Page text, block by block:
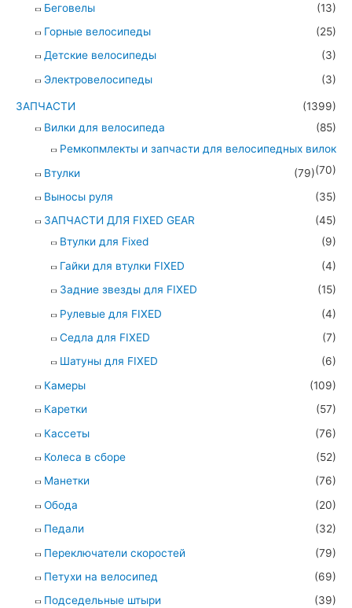
Беговелы
(13)
Горные велосипеды
(25)
Детские велосипеды
(3)
Электровелосипеды
(3)
ЗАПЧАСТИ
(1399)
Вилки для велосипеда
(85)
Ремкопмлекты и запчасти для велосипедных вилок
(70)
Втулки
(79)
Выносы руля
(35)
ЗАПЧАСТИ ДЛЯ FIXED GEAR
(45)
Втулки для Fixed
(9)
Гайки для втулки FIXED
(4)
Задние звезды для FIXED
(15)
Рулевые для FIXED
(4)
Седла для FIXED
(7)
Шатуны для FIXED
(6)
Камеры
(109)
Каретки
(57)
Кассеты
(76)
Колеса в сборе
(52)
Манетки
(76)
Обода
(20)
Педали
(32)
Переключатели скоростей
(79)
Петухи на велосипед
(69)
Подседельные штыри
(39)